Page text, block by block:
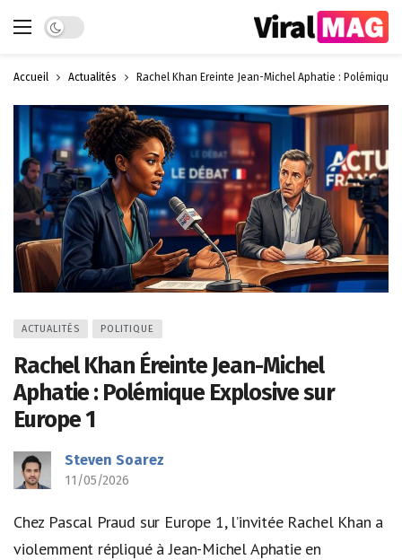
Dark mode
Accueil Actualités Rachel Khan Éreinte Jean-Michel Aphatie : Polémique
ACTUALITÉS POLITIQUE
Rachel Khan Éreinte Jean-Michel
Aphatie : Polémique Explosive sur
Europe 1
Steven Soarez
11/05/2026
Chez Pascal Praud sur Europe 1, l’invitée Rachel Khan a
violemment répliqué à Jean-Michel Aphatie en